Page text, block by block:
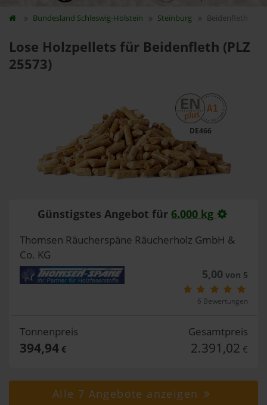
Bundesland Schleswig-Holstein Steinburg Beidenfleth
Lose Holzpellets für Beidenfleth (PLZ
25573)
DE466
Günstigstes Angebot für 6.000 kg
Thomsen Räucherspäne Räucherholz GmbH &
Co. KG
5,00 von 5
6 Bewertungen
Tonnenpreis
394,94€
Gesamtpreis
2.391,02 €
Alle 7 Angebote anzeigen